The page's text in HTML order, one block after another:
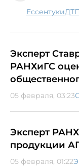
Ессентуки ДТП
Эксперт
РАНХиГС
05 февраля, 03:23
Эксперт
продукции
05 февраля, 01:22